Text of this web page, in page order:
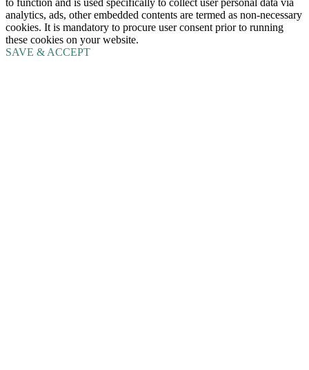
to function and is used specifically to collect user personal data via
analytics, ads, other embedded contents are termed as non-necessary
cookies. It is mandatory to procure user consent prior to running
these cookies on your website.
SAVE & ACCEPT